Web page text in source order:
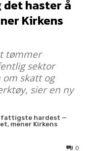
haster å
Kirkens
tømmer
sektor
om skatt og
sier en ny
fattigste hardest —
mener Kirkens
0